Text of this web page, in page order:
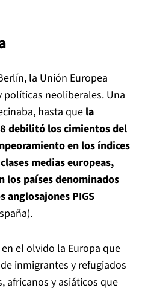
la Unión Europea
neoliberales. Una
hasta que la
debilitó los cimientos del
en los índices
medias europeas,
los países denominados
anglosajones PIGS
el olvido la Europa que
inmigrantes y refugiados
africanos y asiáticos que